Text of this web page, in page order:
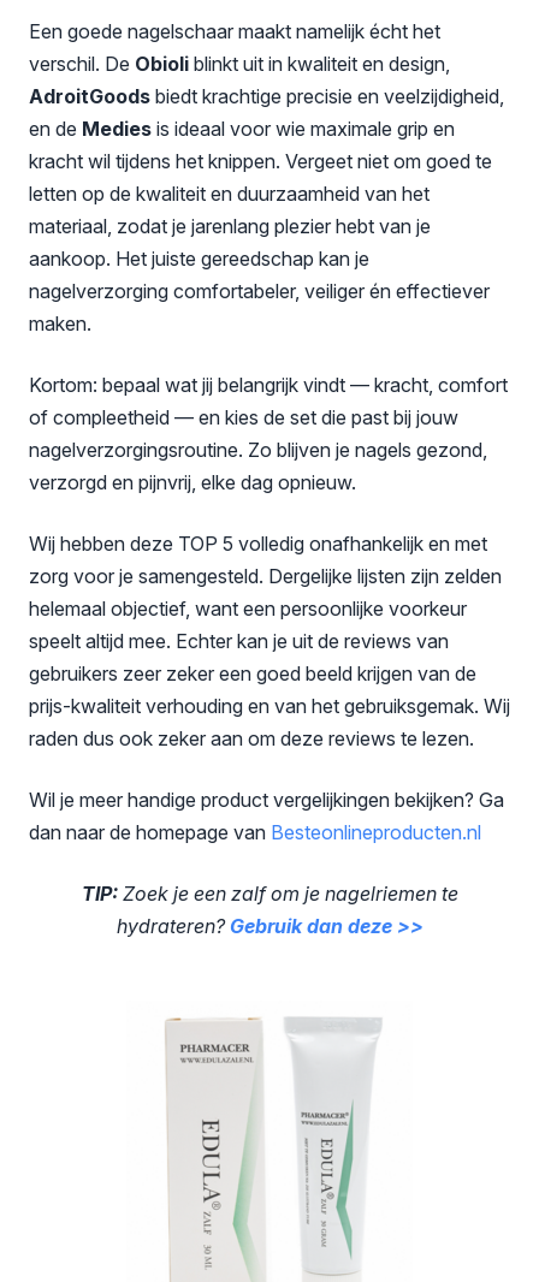
Een goede nagelschaar maakt namelijk écht het
verschil. De Obioli blinkt uit in kwaliteit en design,
AdroitGoods biedt krachtige precisie en veelzijdigheid,
en de Medies is ideaal voor wie maximale grip en
kracht wil tijdens het knippen. Vergeet niet om goed te
letten op de kwaliteit en duurzaamheid van het
materiaal, zodat je jarenlang plezier hebt van je
aankoop. Het juiste gereedschap kan je
nagelverzorging comfortabeler, veiliger én effectiever
maken.
Kortom: bepaal wat jij belangrijk vindt — kracht, comfort
of compleetheid — en kies de set die past bij jouw
nagelverzorgingsroutine. Zo blijven je nagels gezond,
verzorgd en pijnvrij, elke dag opnieuw.
Wij hebben deze TOP 5 volledig onafhankelijk en met
zorg voor je samengesteld. Dergelijke lijsten zijn zelden
helemaal objectief, want een persoonlijke voorkeur
speelt altijd mee. Echter kan je uit de reviews van
gebruikers zeer zeker een goed beeld krijgen van de
prijs-kwaliteit verhouding en van het gebruiksgemak. Wij
raden dus ook zeker aan om deze reviews te lezen.
Wil je meer handige product vergelijkingen bekijken? Ga
dan naar de homepage van Besteonlineproducten.nl
TIP: Zoek je een zalf om je nagelriemen te
hydrateren? Gebruik dan deze >>